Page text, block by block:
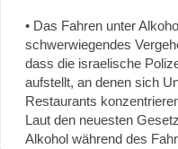
• Das Fahren unter
schwerwiegendes
dass die israelische
aufstellt, an denen sich
Restaurants
Laut den neuesten
Alkohol während des